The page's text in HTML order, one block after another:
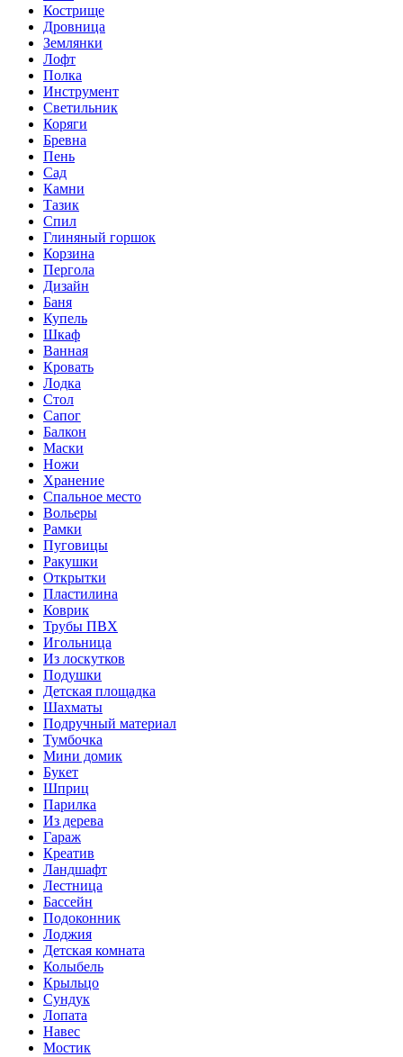
Кострище
Дровница
Землянки
Лофт
Полка
Инструмент
Светильник
Коряги
Бревна
Пень
Сад
Камни
Тазик
Спил
Глиняный горшок
Корзина
Пергола
Дизайн
Баня
Купель
Шкаф
Ванная
Кровать
Лодка
Стол
Сапог
Балкон
Маски
Ножи
Хранение
Спальное место
Вольеры
Рамки
Пуговицы
Ракушки
Открытки
Пластилина
Коврик
Трубы ПВХ
Игольница
Из лоскутков
Подушки
Детская площадка
Шахматы
Подручный материал
Тумбочка
Мини домик
Букет
Шприц
Парилка
Из дерева
Гараж
Креатив
Ландшафт
Лестница
Бассейн
Подоконник
Лоджия
Детская комната
Колыбель
Крыльцо
Сундук
Лопата
Навес
Мостик